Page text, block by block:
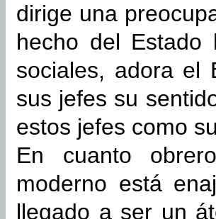
dirige una
hecho del Estado
sociales, adora el
sus jefes su
estos jefes como
En cuanto
moderno está
llegado a ser un